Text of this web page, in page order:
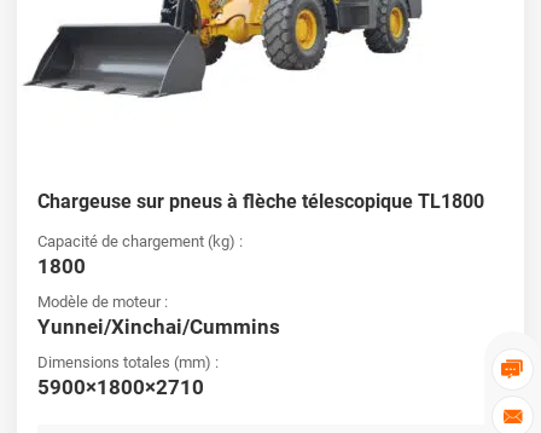


Chargeuse sur pneus à flèche télescopique TL1800
Capacité de chargement (kg) :
1800
Modèle de moteur :
Yunnei/Xinchai/Cummins
Dimensions totales (mm) :
5900×1800×2710